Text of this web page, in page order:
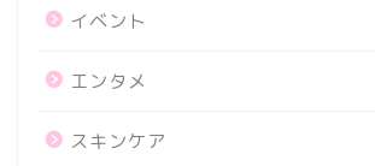
イベント
エンタメ
スキンケア